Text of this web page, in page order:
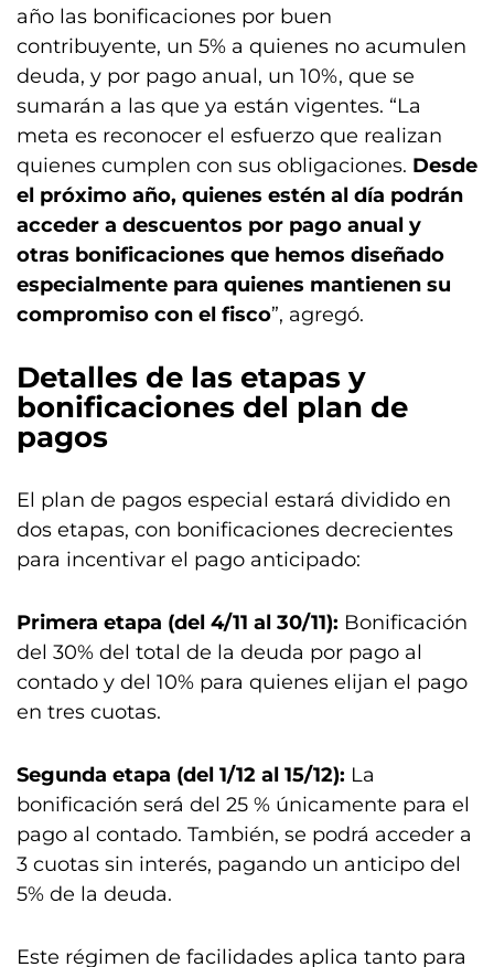
año las bonificaciones por buen
contribuyente, un 5% a quienes no acumulen
deuda, y por pago anual, un 10%, que se
sumarán a las que ya están vigentes. “La
meta es reconocer el esfuerzo que realizan
quienes cumplen con sus obligaciones. Desde
el próximo año, quienes estén al día podrán
acceder a descuentos por pago anual y
otras bonificaciones que hemos diseñado
especialmente para quienes mantienen su
compromiso con el fisco”, agregó.
Detalles de las etapas y
bonificaciones del plan de
pagos
El plan de pagos especial estará dividido en
dos etapas, con bonificaciones decrecientes
para incentivar el pago anticipado:
Primera etapa (del 4/11 al 30/11): Bonificación
del 30% del total de la deuda por pago al
contado y del 10% para quienes elijan el pago
en tres cuotas.
Segunda etapa (del 1/12 al 15/12): La
bonificación será del 25 % únicamente para el
pago al contado. También, se podrá acceder a
3 cuotas sin interés, pagando un anticipo del
5% de la deuda.
Este régimen de facilidades aplica tanto para